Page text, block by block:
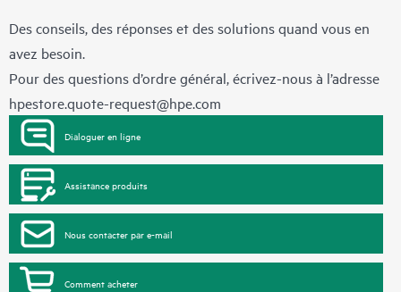
Des conseils, des réponses et des solutions quand vous en
avez besoin.
Pour des questions d’ordre général, écrivez-nous à l’adresse
hpestore.quote-request@hpe.com
Dialoguer en ligne
Assistance produits
Nous contacter par e-mail
Comment acheter